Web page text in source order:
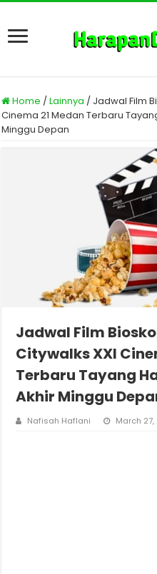
Home /Lainnya / Jadwal Film
Cinema 21 Medan Terbaru
Minggu Depan
Jadwal Film
Citywalks XXI
Terbaru Tayang
Akhir Minggu
Nafisah Haflani March 27,